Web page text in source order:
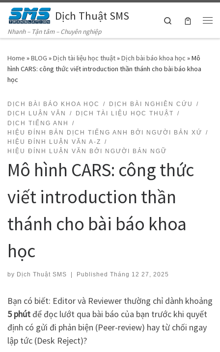
Skip to contentDịch Thuật SMS
Nhanh – Tận tâm – Chuyên nghiệp
Search
Home »BLOG »Dịch tài liệu học thuật»Dịch bài báo khoa học »Mô
hình CARS: công thức viết introduction thần thánh cho bài báo khoa
học
DỊCH BÀI BÁO KHOA HỌC
DỊCH BÀI NGHIÊN CỨU
DỊCH LUẬN VĂN
DỊCH TÀI LIỆU HỌC THUẬT
DỊCH TIẾNG ANH
HIỆU ĐÍNH BẢN DỊCH TIẾNG ANH BỞI NGƯỜI BẢN XỨ
HIỆU ĐÍNH LUẬN VĂN A-Z
HIỆU ĐÍNH LUẬN VĂN BỞI NGƯỜI BẢN NGỮ
Mô hình CARS: công thức
viết introduction thần
thánh cho bài báo khoa
học
by Dịch Thuật SMS Published Tháng 12 27, 2025
Bạn có biết: Editor và Reviewer thường chỉ dành khoảng
5 phút để đọc lướt qua bài báo của bạn trước khi quyết
định có gửi đi phản biện (Peer-review) hay từ chối ngay
lập tức (Desk Reject)?